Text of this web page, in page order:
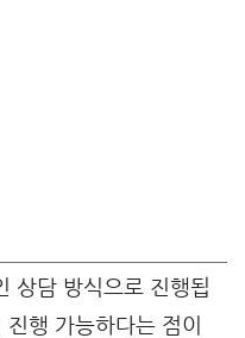
상담 방식으로 진행됩
행 가능하다는 점이